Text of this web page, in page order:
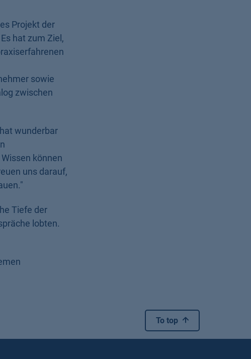
Projekt der
hat zum Ziel,
sowie
zwischen
wunderbar
können
uns darauf,
Tiefe der
lobten.
To top